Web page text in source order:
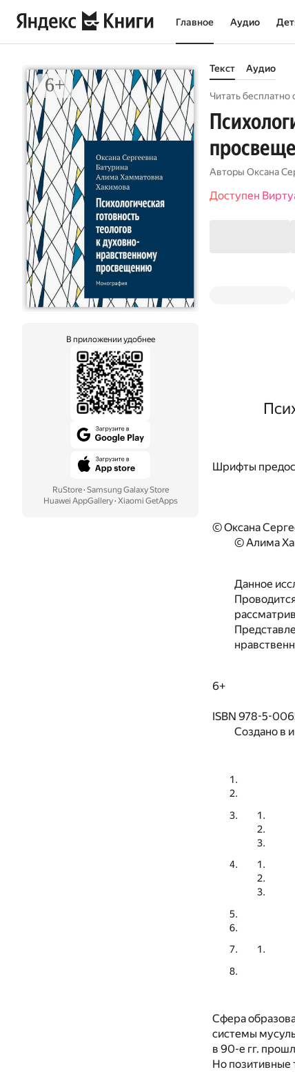
Главное Аудио
В приложении удобнее
RuStore· Samsung Galaxy Store
Huawei AppGallery· Xiaomi GetApps
Текст Аудио
Читать бесплатно
Авторы Оксана
Доступен
Шрифты
© Оксана
© Алима
Данное
6+
ISBN 978-5-
Создано в
Сфера
системы
в 90-е гг.
Но позитивные